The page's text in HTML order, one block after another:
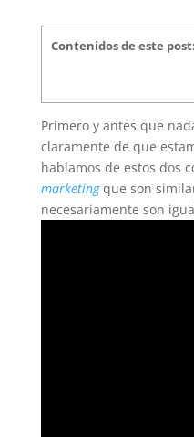
Contenidos de este post:
Primero y antes que
claramente de que
hablamos de estos dos
marketingque son
necesariamente son